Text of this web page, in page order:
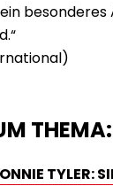
besonderes
THEMA:
TYLER: